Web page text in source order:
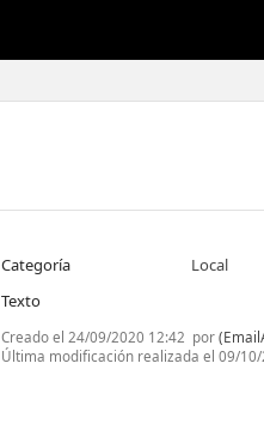
Categoría
Local
Texto
Creado el 24/09/2020 12:42 por
Última modificación realizada el 09/